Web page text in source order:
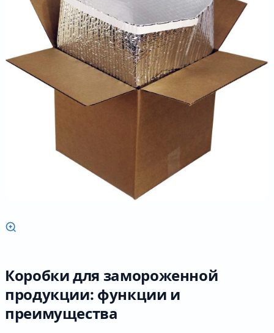
Коробки для замороженной
продукции: функции и
преимущества